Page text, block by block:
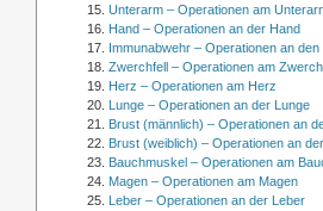
Unterarm – Operationen am
Hand – Operationen an der Hand
Immunabwehr – Operationen an
Zwerchfell – Operationen am
Herz – Operationen am Herz
Lunge – Operationen an der Lunge
Brust (männlich) – Operationen an
Brust (weiblich) – Operationen an
Bauchmuskel – Operationen am
Magen – Operationen am Magen
Leber – Operationen an der Leber